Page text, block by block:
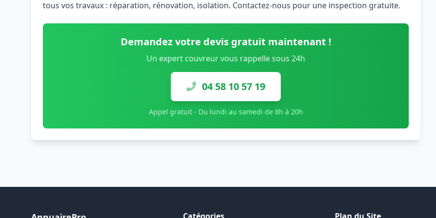
tous vos travaux : réparation, rénovation, isolation. Contactez-nous pour une inspection gratuite.
Demandez votre devis gratuit maintenant !
Un expert couvreur vous rappelle sous 24h
04 58 10 57 19
Appel gratuit - Du lundi au samedi de 8h à 20h